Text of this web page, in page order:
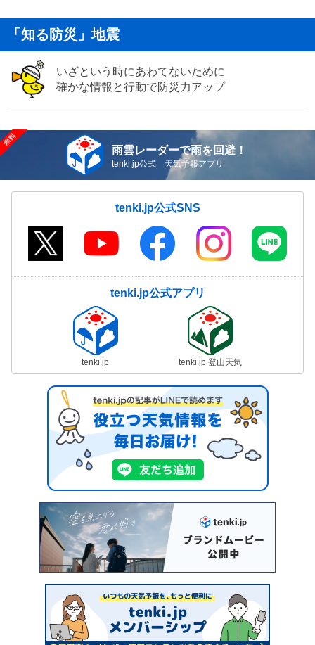
「知る防災」地震
いざという時にあわてないために
確かな情報と行動で防災力アップ
雨雲レーダーで雨を回避！
tenki.jp公式 天気予報アプリ
tenki.jp公式SNS
tenki.jp公式アプリ
tenki.jp tenki.jp 登山天気